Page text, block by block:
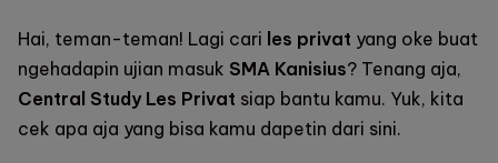
Hai, teman-teman! Lagi cari les privat yang oke buat
ngehadapin ujian masuk SMA Kanisius? Tenang aja,
Central Study Les Privat siap bantu kamu. Yuk, kita
cek apa aja yang bisa kamu dapetin dari sini.